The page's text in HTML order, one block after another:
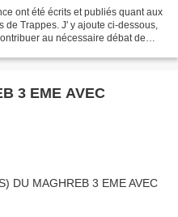
ont été écrits et publiés quant aux
de Trappes. J' y ajoute ci-dessous,
au nécessaire débat de
3 EME AVEC